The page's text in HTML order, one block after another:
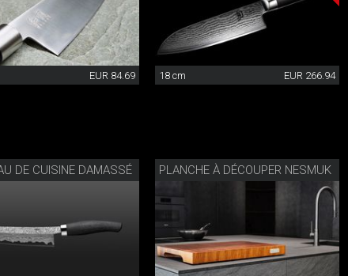
EUR 84.69 18 cm EUR 266.94
DE CUISINE DAMASSÉ PLANCHE À DÉCOUPER NESMUK